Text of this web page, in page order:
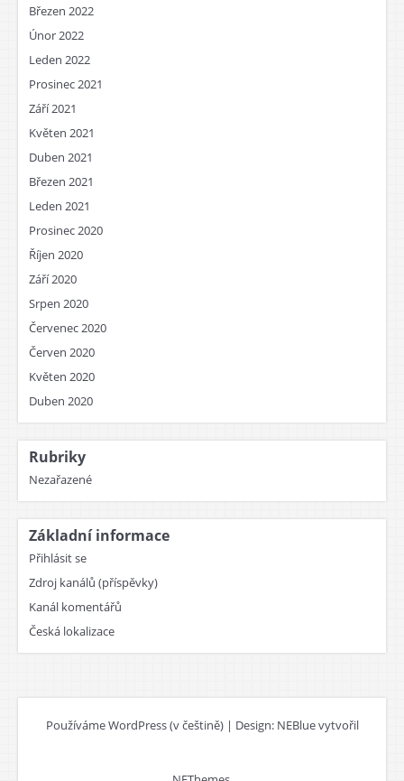
Březen 2022
Únor 2022
Leden 2022
Prosinec 2021
Září 2021
Květen 2021
Duben 2021
Březen 2021
Leden 2021
Prosinec 2020
Říjen 2020
Září 2020
Srpen 2020
Červenec 2020
Červen 2020
Květen 2020
Duben 2020
Rubriky
Nezařazené
Základní informace
Přihlásit se
Zdroj kanálů (příspěvky)
Kanál komentářů
Česká lokalizace
Používáme WordPress (v češtině) | Design: NEBlue vytvořil